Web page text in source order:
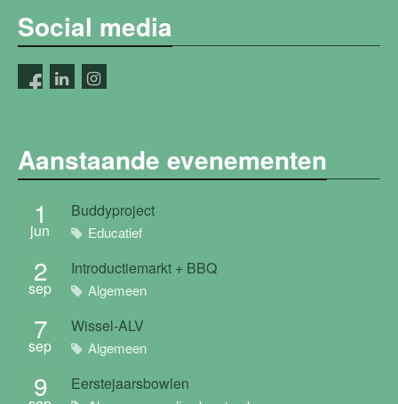
Social media
Aanstaande evenementen
1
jun
Buddyproject
Educatief
2
sep
Introductiemarkt + BBQ
Algemeen
7
sep
Wissel-ALV
Algemeen
9 Eerstejaarsbowlen